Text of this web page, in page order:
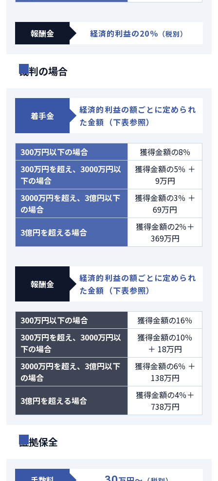
報酬金 経済的利益の20％ （税別）
裁判の場合
着手金
経済的利益の額ごとに定められ
た金額（下表参照）
300万円以下の場合
獲得金額の8％
300万円を超え、3000万円以
下の場合
獲得金額の5％ ＋
9万円
3000万円を超え、3億円以下
の場合
獲得金額の3％ ＋
69万円
3億円を超える場合
獲得金額の2％＋
369万円
報酬金
経済的利益の額ごとに定められ
た金額（下表参照）
300万円以下の場合
獲得金額の16％
300万円を超え、3000万円以
下の場合
獲得金額の10％
＋ 18万円
3000万円を超え、3億円以下
の場合
獲得金額の6％ ＋
138万円
3億円を超える場合
獲得金額の4％＋
738万円
証拠保全